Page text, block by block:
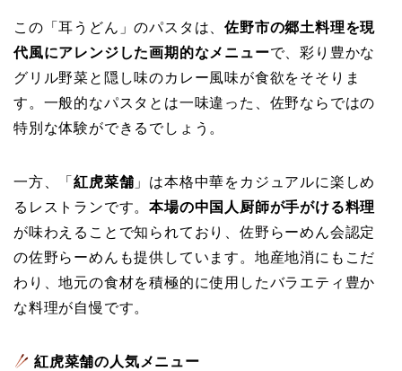
この「耳うどん」のパスタは、佐野市の郷土料理を現
代風にアレンジした画期的なメニューで、彩り豊かな
グリル野菜と隠し味のカレー風味が食欲をそそりま
す。一般的なパスタとは一味違った、佐野ならではの
特別な体験ができるでしょう。
一方、「紅虎菜舗 」は本格中華をカジュアルに楽しめ
るレストランです。本場の中国人厨師が手がける料理
が味わえることで知られており、佐野らーめん会認定
の佐野らーめんも提供しています。地産地消にもこだ
わり、地元の食材を積極的に使用したバラエティ豊か
な料理が自慢です。
紅虎菜舗の人気メニュー